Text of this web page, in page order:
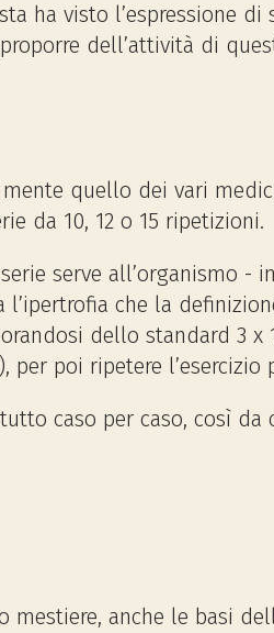
ha visto l’espressione
dell’attività di
quello dei vari
da 10, 12 o 15 ripetizioni.
serve all’organismo
che la
dello standard 3
poi ripetere
caso per caso, così da
anche le basi